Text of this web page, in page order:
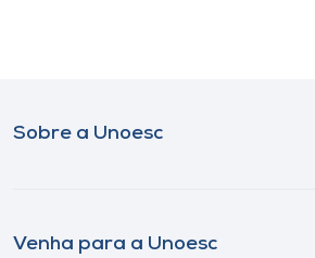
Sobre a Unoesc
Venha para a Unoesc